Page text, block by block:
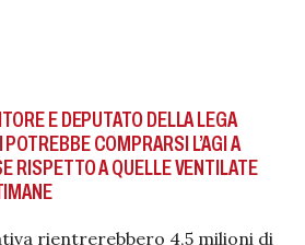
E DEPUTATO DELLA LEGA
COMPRARSI L’AGI A
RISPETTO A QUELLE VENTILATE
rientrerebbero 4,5 milioni di